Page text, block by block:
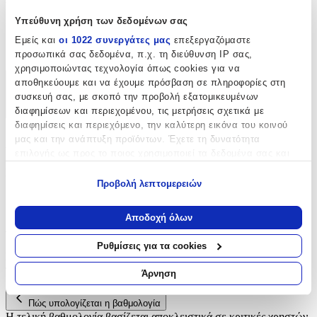
Υπεύθυνη χρήση των δεδομένων σας
Εμείς και οι 1022 συνεργάτες μας επεξεργαζόμαστε
προσωπικά σας δεδομένα, π.χ. τη διεύθυνση IP σας,
χρησιμοποιώντας τεχνολογία όπως cookies για να
αποθηκεύουμε και να έχουμε πρόσβαση σε πληροφορίες στη
συσκευή σας, με σκοπό την προβολή εξατομικευμένων
διαφημίσεων και περιεχομένου, τις μετρήσεις σχετικά με
διαφημίσεις και περιεχόμενο, την καλύτερη εικόνα του κοινού
μας και την ανάπτυξη προϊόντων. Έχετε τη δυνατότητα
Να συλλέξουμε πληροφορίες σχετικά με τη γεωγραφική
σας τοποθεσία, οι οποίες μπορεί να είναι ακριβείς σε
απόσταση μερικών μέτρων
Να αναγνωρίσουμε τη συσκευή σας σαρώνοντας ενεργά
για συγκεκριμένα χαρακτηριστικά (δακτυλικό αποτύπωμα)
Μάθετε περισσότερα σχετικά με τον τρόπο επεξεργασίας των
προσωπικών σας δεδομένων και καθορίστε τις προτιμήσεις σας
στηνενότητα “Λεπτομέρειες”. Μπορείτε να αλλάξετε ή να
Προβολή λεπτομερειών
Αποδοχή όλων
Ρυθμίσεις για τα cookies
Άρνηση
Κατασκευαστής:
Syndesmos
Χαρακτηριστικά
+
Χαρακτηριστικά
Αξιολογήσεις
Προς το παρόν δεν υπάρχουν άλλες αξιολογήσεις. Όταν
προστεθούν, θα εμφανιστούν εδώ.
Πώς υπολογίζεται η βαθμολογία